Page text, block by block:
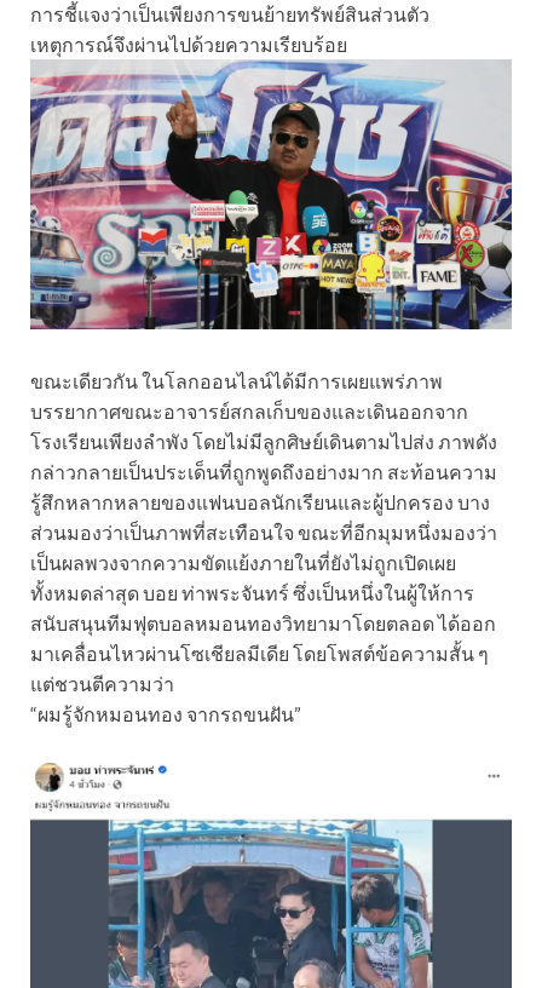
การชี้แจงว่าเป็นเพียงการขนย้ายทรัพย์สินส่วนตัว
เหตุการณ์จึงผ่านไปด้วยความเรียบร้อย
ขณะเดียวกัน ในโลกออนไลน์ได้มีการเผยแพร่ภาพ
บรรยากาศขณะอาจารย์สกลเก็บของและเดินออกจาก
โรงเรียนเพียงลำพัง โดยไม่มีลูกศิษย์เดินตามไปส่ง ภาพดัง
กล่าวกลายเป็นประเด็นที่ถูกพูดถึงอย่างมาก สะท้อนความ
รู้สึกหลากหลายของแฟนบอลนักเรียนและผู้ปกครอง บาง
ส่วนมองว่าเป็นภาพที่สะเทือนใจ ขณะที่อีกมุมหนึ่งมองว่า
เป็นผลพวงจากความขัดแย้งภายในที่ยังไม่ถูกเปิดเผย
ทั้งหมดล่าสุด บอย ท่าพระจันทร์ ซึ่งเป็นหนึ่งในผู้ให้การ
สนับสนุนทีมฟุตบอลหมอนทองวิทยามาโดยตลอด ได้ออก
มาเคลื่อนไหวผ่านโซเชียลมีเดีย โดยโพสต์ข้อความสั้น ๆ
แต่ชวนตีความว่า
“ผมรู้จักหมอนทอง จากรถขนฝัน”